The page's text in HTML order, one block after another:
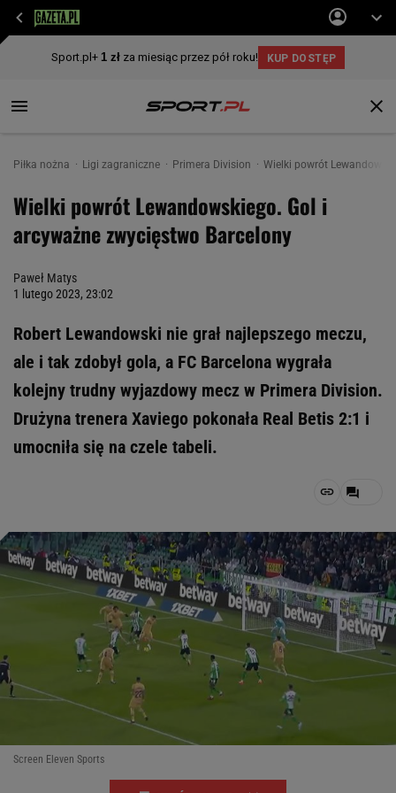
Piłka nożna Ligi zagraniczne Primera Division Wielki powrót
Wielki powrót Lewandowskiego. Gol i
arcyważne zwycięstwo Barcelony
Paweł Matys
1 lutego 2023, 23:02
Robert Lewandowski nie grał najlepszego meczu,
ale i tak zdobył gola, a FC Barcelona wygrała
kolejny trudny wyjazdowy mecz w Primera Division.
Drużyna trenera Xaviego pokonała Real Betis 2:1 i
umocniła się na czele tabeli.
Screen Eleven Sports